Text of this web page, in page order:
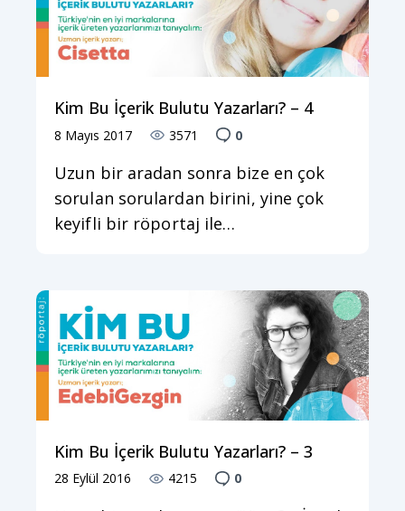
Kim Bu İçerik Bulutu Yazarları? – 4
8 Mayıs 2017 3571 0
Uzun bir aradan sonra bize en çok
sorulan sorulardan birini, yine çok
keyifli bir röportaj ile…
Kim Bu İçerik Bulutu Yazarları? – 3
28 Eylül 2016 4215 0